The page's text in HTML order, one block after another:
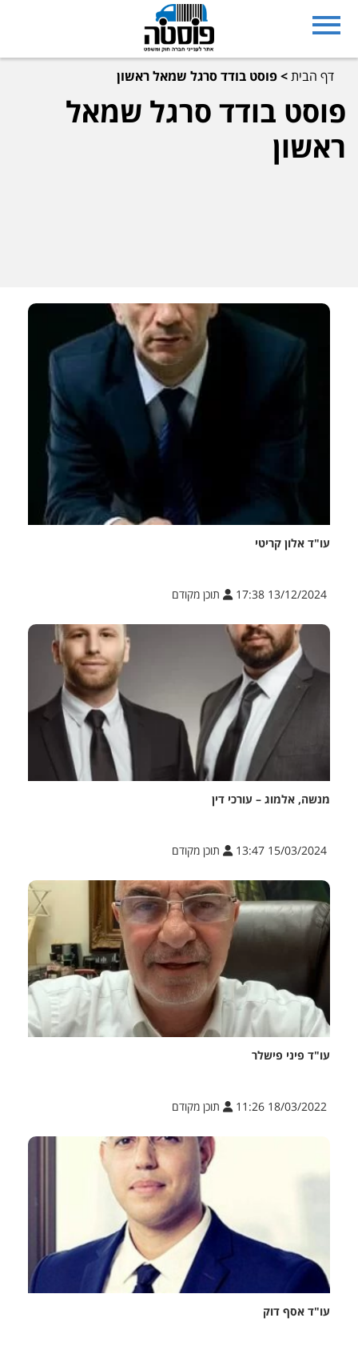
דף הבית>פוסט בודד סרגל שמאל ראשון
פוסט בודד סרגל שמאל
ראשון
עו"ד אלון קריטי
13/12/2024 17:38 תוכן מקודם
מנשה, אלמוג – עורכי דין
15/03/2024 13:47 תוכן מקודם
עו"ד פיני פישלר
18/03/2022 11:26 תוכן מקודם
עו"ד אסף דוק